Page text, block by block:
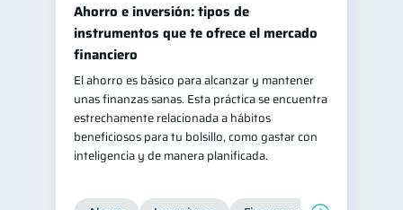
Ahorro e inversión: tipos de
instrumentos que te ofrece el mercado
financiero
El ahorro es básico para alcanzar y mantener
unas finanzas sanas. Esta práctica se encuentra
estrechamente relacionada a hábitos
beneficiosos para tu bolsillo, como gastar con
inteligencia y de manera planificada.